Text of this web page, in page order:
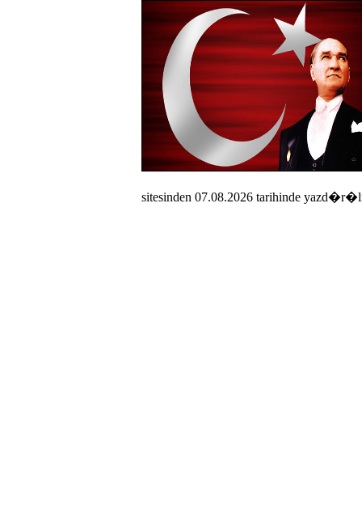
sitesinden 07.08.2026 tarihinde